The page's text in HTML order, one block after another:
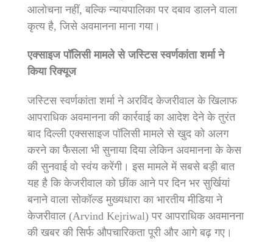
आलोचना नहीं, बल्कि न्यायपालिका पर दबाव डालने वाला
कृत्य है, जिसे अवमानना माना गया।
एक्साइज पॉलिसी मामले से जस्टिस स्वर्णकांता शर्मा ने
किया रिक्यूज
जस्टिस स्वर्णकांता शर्मा ने अरविंद केजरीवाल के खिलाफ
आपराधिक अवमानना की कार्रवाई का आदेश देने के तुरंत
बाद दिल्ली एक्ससाइज पॉलिसी मामले से खुद को अलग
करने का फैसला भी सुनाया दिया लेकिन अवमानना के केस
की सुनवाई वो स्वंय करेंगी। इस मामले में सबसे बड़ी बात
यह है कि केजरीवाल को छींक आने पर दिन भर सुर्खियां
बनाने वाला सोकॉल्ड मुख्यधारा का भारतीय मीडिया ने
केजरीवाल (Arvind Kejriwal) पर आपराधिक अवमानना
की खबर की सिर्फ औपचारिकता पूरी और आगे बढ़ गए।